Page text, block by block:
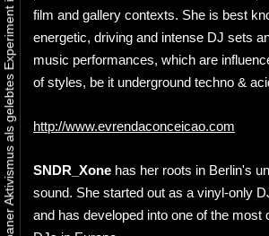
film and gallery contexts. She is best
energetic, driving and intense DJ sets
music performances, which are
of styles, be it underground techno &
http://www.evrendaconceicao.com
SNDR_Xone has her roots in Berlin's
sound. She started out as a vinyl-only
and has developed into one of the most